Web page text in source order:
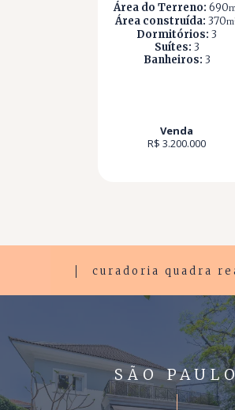
Área do Terreno: 690
Área construída: 370
Dormitórios: 3
Suítes: 3
Banheiros: 3
Venda
R$ 3.200.000
curadoria quadra
SÃO